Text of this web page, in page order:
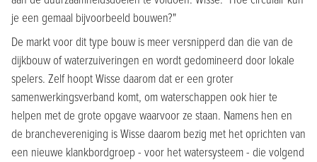
je een gemaal bijvoorbeeld bouwen?"
De markt voor dit type bouw is meer versnipperd dan die van de
dijkbouw of waterzuiveringen en wordt gedomineerd door lokale
spelers. Zelf hoopt Wisse daarom dat er een groter
samenwerkingsverband komt, om waterschappen ook hier te
helpen met de grote opgave waarvoor ze staan. Namens hen en
de branchevereniging is Wisse daarom bezig met het oprichten van
een nieuwe klankbordgroep - voor het watersysteem - die volgend